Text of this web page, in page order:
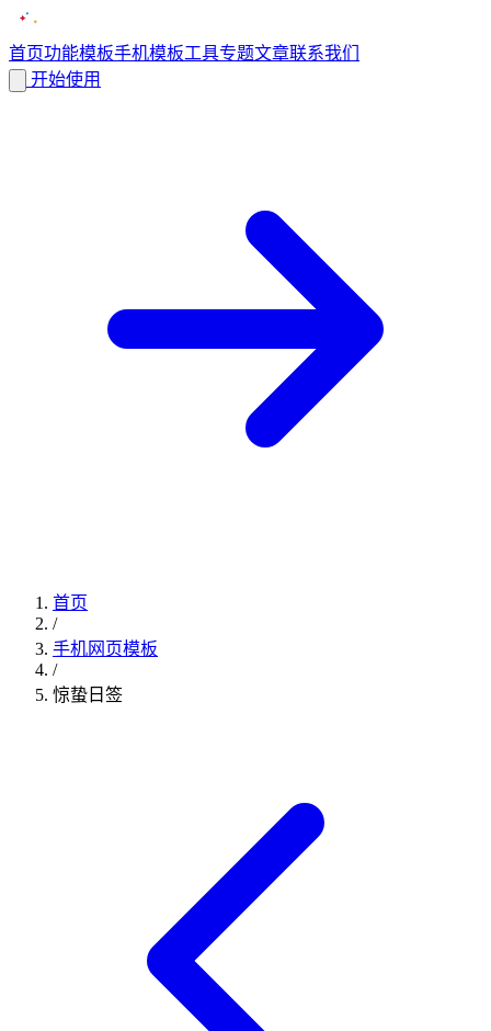
首页功能模板手机模板工具专题文章联系我们
开始使用
首页
/
手机网页模板
/
惊蛰日签